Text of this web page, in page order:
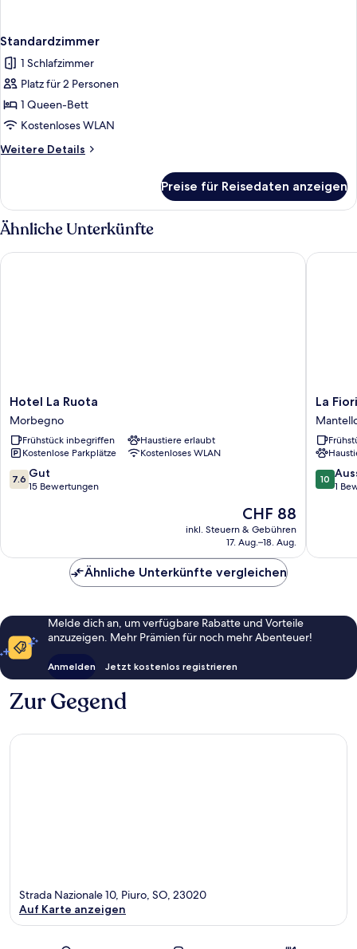
Standardzimmer
1 Schlafzimmer
Platz für 2 Personen
1 Queen-Bett
Kostenloses WLAN
Weitere Details
Weitere
Preise für Reisedaten anzeigen
Ähnliche Unterkünfte
Hotel
La
Ruota
Morbegno
Hotel La Ruota
Morbegno
Frühstück inbegriffen
Haustiere erlaubt
Kostenlose Parkplätze
Kostenloses WLAN
7.6
von
7.6 Gut
15 Bewertungen
Der
Preis
beträgt
CHF 88
inkl. Steuern & Gebühren
17. Aug.–18. Aug.
Hotel La Ruota
La
Fiorida
Agri
Relais
La
10.0
von
10
1
La
Ähnliche Unterkünfte vergleichen
Melde dich an, um verfügbare Rabatte und Vorteile
anzuzeigen. Mehr Prämien für noch mehr Abenteuer!
Anmelden Jetzt kostenlos registrieren
Zur Gegend
Strada Nazionale 10, Piuro, SO, 23020
Auf Karte anzeigen